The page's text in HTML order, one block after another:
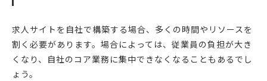
求人サイトを自社で構築する場合、多くの時間やリソースを
割く必要があります。場合によっては、従業員の負担が大き
くなり、自社のコア業務に集中できなくなることもあるでし
ょう。